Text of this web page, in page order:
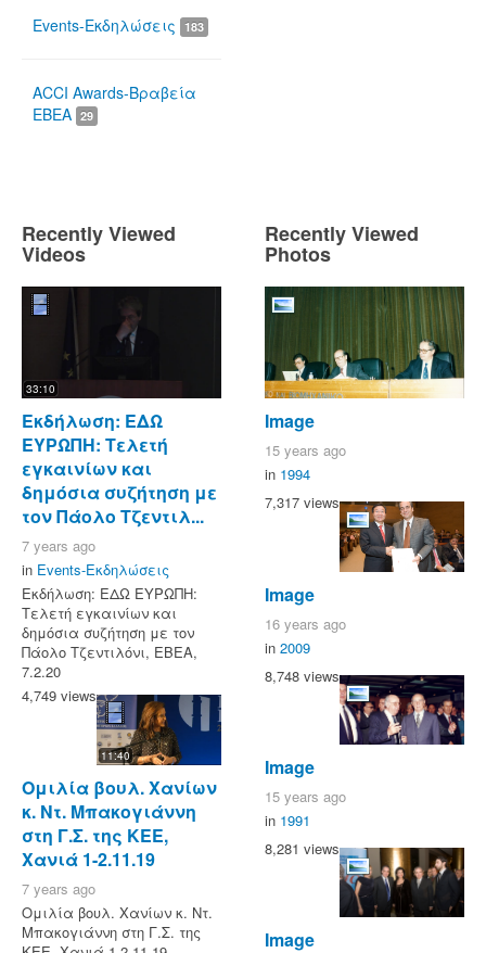
Events-Εκδηλώσεις 183
ACCI Awards-Βραβεία
ΕΒΕΑ 29
Recently Viewed
Videos
33:10
Εκδήλωση: ΕΔΩ
ΕΥΡΩΠΗ: Τελετή
εγκαινίων και
δημόσια συζήτηση με
τον Πάολο Τζεντιλ...
7 years ago
in Events-Εκδηλώσεις
Εκδήλωση: ΕΔΩ ΕΥΡΩΠΗ:
Τελετή εγκαινίων και
δημόσια συζήτηση με τον
Πάολο Τζεντιλόνι, ΕΒΕΑ,
7.2.20
4,749 views
11:40
Ομιλία βουλ. Χανίων
κ. Ντ. Μπακογιάννη
στη Γ.Σ. της ΚΕΕ,
Χανιά 1-2.11.19
7 years ago
Ομιλία βουλ. Χανίων κ. Ντ.
Μπακογιάννη στη Γ.Σ. της
Recently Viewed
Photos
Image
15 years ago
in 1994
7,317 views
Image
16 years ago
in 2009
8,748 views
Image
15 years ago
in 1991
8,281 views
Image